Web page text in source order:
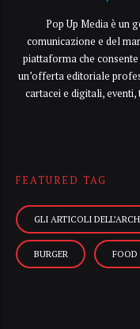
Pop Up Media è un
comunicazione e del
piattaforma che
un’offerta editoriale
cartacei e digitali, eventi,
FEATURED TAG
GLI ARTICOLI
BURGER FOOD